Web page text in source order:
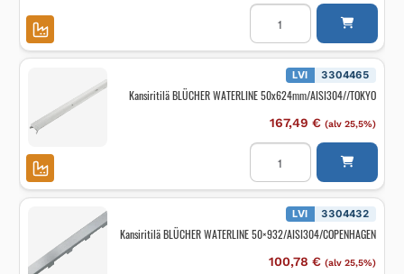
Yläosa
lattiakaivolle
BLÜCHER
DOMESTIC
ø155/200mm
korotus/AISI304
LVI 3304465
Kansiritilä BLÜCHER WATERLINE 50x624mm/AISI304//TOKYO
167,49 € (alv 25,5%)
Kansiritilä
BLÜCHER
WATERLINE
50x624mm/AISI304//
määrä
LVI 3304432
Kansiritilä BLÜCHER WATERLINE 50×932/AISI304/COPENHAGEN
100,78 € (alv 25,5%)